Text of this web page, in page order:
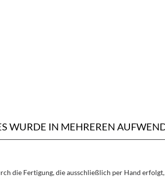
WURDE IN MEHREREN
die Fertigung, die ausschließlich per Hand